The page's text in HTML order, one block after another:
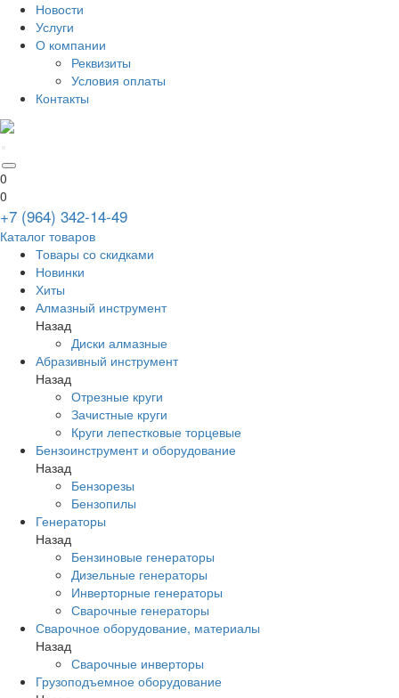
Новости
Услуги
О компании
Реквизиты
Условия оплаты
Контакты
0
0
+7 (964) 342-14-49
Каталог товаров
Товары со скидками
Новинки
Хиты
Алмазный инструмент
Назад
Диски алмазные
Абразивный инструмент
Назад
Отрезные круги
Зачистные круги
Круги лепестковые торцевые
Бензоинструмент и оборудование
Назад
Бензорезы
Бензопилы
Генераторы
Назад
Бензиновые генераторы
Дизельные генераторы
Инверторные генераторы
Сварочные генераторы
Сварочное оборудование, материалы
Назад
Сварочные инверторы
Грузоподъемное оборудование